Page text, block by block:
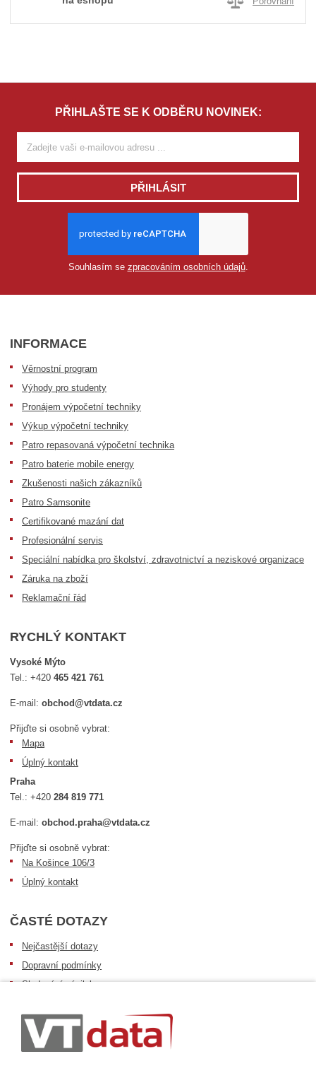
PŘIHLAŠTE SE K ODBĚRU NOVINEK:
PŘIHLÁSIT
Souhlasím se zpracováním osobních údajů.
INFORMACE
Věrnostní program
Výhody pro studenty
Pronájem výpočetní techniky
Výkup výpočetní techniky
Patro repasovaná výpočetní technika
Patro baterie mobile energy
Zkušenosti našich zákazníků
Patro Samsonite
Certifikované mazání dat
Profesionální servis
Speciální nabídka pro školství, zdravotnictví a neziskové organizace
Záruka na zboží
Reklamační řád
RYCHLÝ KONTAKT
Vysoké Mýto
Tel.:+420465 421 761
E-mail:obchod@vtdata.cz
Přijďte si osobně vybrat:
Mapa
Úplný kontakt
Praha
Tel.:+420284 819 771
E-mail:obchod.praha@vtdata.cz
Přijďte si osobně vybrat:
Na Košince 106/3
Úplný kontakt
ČASTÉ DOTAZY
Nejčastější dotazy
Dopravní podmínky
Sledování zásilek
Informace k dostupnosti zboží
Obecné informace